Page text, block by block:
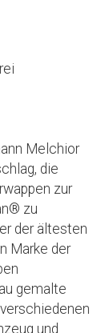
Melchior
die
zur
zu
der ältesten
Marke der
gemalte
und